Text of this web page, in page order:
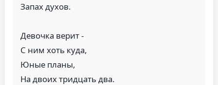
Запах духов.
Девочка верит -
С ним хоть куда,
Юные планы,
На двоих тридцать два.